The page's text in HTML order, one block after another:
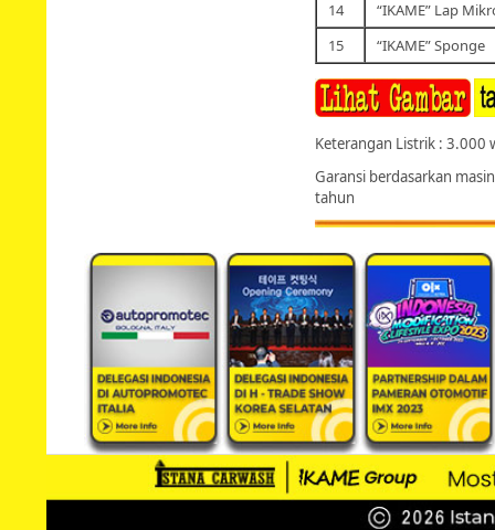
14
“IKAME” Lap
15
“IKAME” Sponge
Keterangan Listrik : 3.000
Garansi berdasarkan
tahun